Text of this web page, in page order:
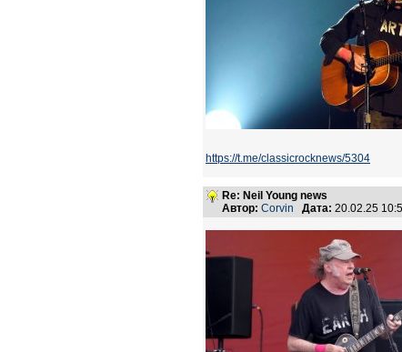
https://t.me/classicrocknews/5304
Re: Neil Young news
Автор: Corvin Дата: 20.02.25